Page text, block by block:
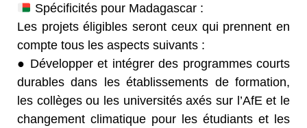
Spécificités pour Madagascar :
Les projets éligibles seront ceux qui prennent en
compte tous les aspects suivants :
● Développer et intégrer des programmes courts
durables dans les établissements de formation,
les collèges ou les universités axés sur l’AfE et le
changement climatique pour les étudiants et les